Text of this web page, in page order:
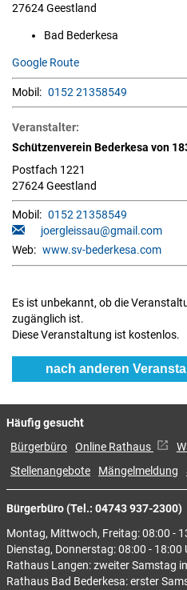
27624 Geestland
Bad Bederkesa
Google Route
Mobil: 0152 21358549
Veranstalter:
Schützenverein Bederkesa von
Postfach 1221
27624 Geestland
Mobil: 0152 21358549
joergleissau@gmail.com
Web: www.sv-bederkesa.com
Es ist unbekannt, ob die
zugänglich ist.
Diese Veranstaltung ist kostenlos.
nach anderen
Bürgerbüro (Tel.: 04743 937-2300)
Montag, Mittwoch, Freitag: 08:00 -
Dienstag, Donnerstag: 08:00 - 18:00
Rathaus Langen: zweiter Samstag
Rathaus Bad Bederkesa: erster
Häufig gesucht
Bürgerbüro Online Rathaus
Stellenangebote
Mängelmeldung